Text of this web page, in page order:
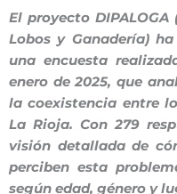
El proyecto
Lobos y Ganadería)
una encuesta
enero de 2025, que
la coexistencia entre
La Rioja. Con 279
visión detallada de
perciben esta
según edad, género y